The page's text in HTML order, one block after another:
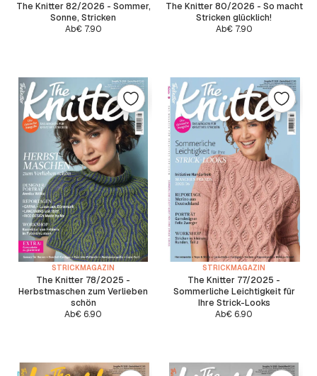
The Knitter 82/2026 - Sommer,
Sonne, Stricken
Ab€7.90
The Knitter 80/2026 - So macht
Stricken glücklich!
Ab€7.90
STRICKMAGAZIN
The Knitter 78/2025 -
Herbstmaschen zum Verlieben
schön
Ab€ 6.90
STRICKMAGAZIN
The Knitter 77/2025 -
Sommerliche Leichtigkeit für
Ihre Strick-Looks
Ab€ 6.90